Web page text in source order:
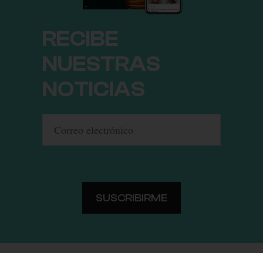
RECIBE
NUESTRAS
NOTICIAS